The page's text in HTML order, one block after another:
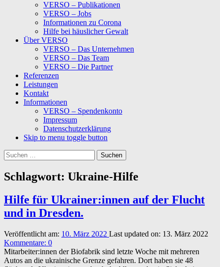
VERSO – Publikationen
VERSO – Jobs
Informationen zu Corona
Hilfe bei häuslicher Gewalt
Über VERSO
VERSO – Das Unternehmen
VERSO – Das Team
VERSO – Die Partner
Referenzen
Leistungen
Kontakt
Informationen
VERSO – Spendenkonto
Impressum
Datenschutzerklärung
Skip to menu toggle button
Suchen
nach:
Schlagwort: Ukraine-Hilfe
Hilfe für Ukrainer:innen auf der Flucht
und in Dresden.
Veröffentlicht am: 10. März 2022 Last updated on: 13. März 2022
Kommentare: 0
Mitarbeiter:innen der Biofabrik sind letzte Woche mit mehreren
Autos an die ukrainische Grenze gefahren. Dort haben sie 48